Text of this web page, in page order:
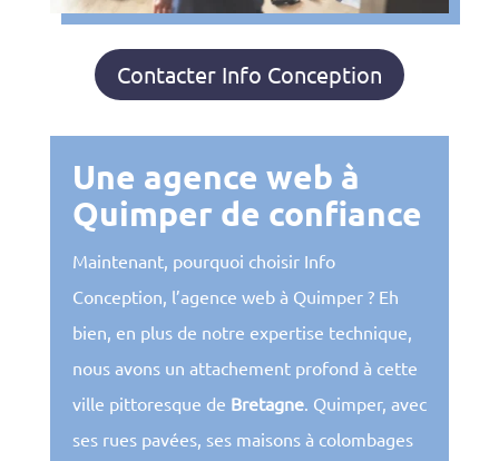
Contacter Info Conception
Une agence web à
Quimper de confiance
Maintenant, pourquoi choisir Info
Conception, l’agence web à Quimper ? Eh
bien, en plus de notre expertise technique,
nous avons un attachement profond à cette
ville pittoresque de Bretagne. Quimper, avec
ses rues pavées, ses maisons à colombages